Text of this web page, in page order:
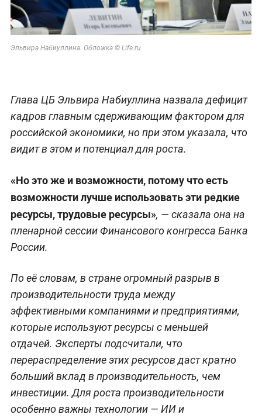
Эльвира Набиуллина. Обложка © Life.ru
Глава ЦБ Эльвира Набиуллина назвала дефицит
кадров главным сдерживающим фактором для
российской экономики, но при этом указала, что
видит в этом и потенциал для роста.
«Но это же и возможности, потому что есть
возможности лучше использовать эти редкие
ресурсы, трудовые ресурсы», — сказала она на
пленарной сессии Финансового конгресса Банка
России.
По её словам, в стране огромный разрыв в
производительности труда между
эффективными компаниями и предприятиями,
которые используют ресурсы с меньшей
отдачей. Эксперты подсчитали, что
перераспределение этих ресурсов даст кратно
больший вклад в производительность, чем
инвестиции. Для роста производительности
особенно важны технологии — ИИ и